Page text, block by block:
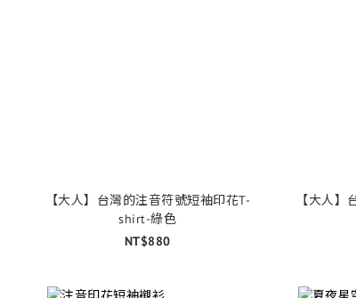
【大人】台灣的注音符號短袖印花T-
shirt-綠色
NT$880
【大人